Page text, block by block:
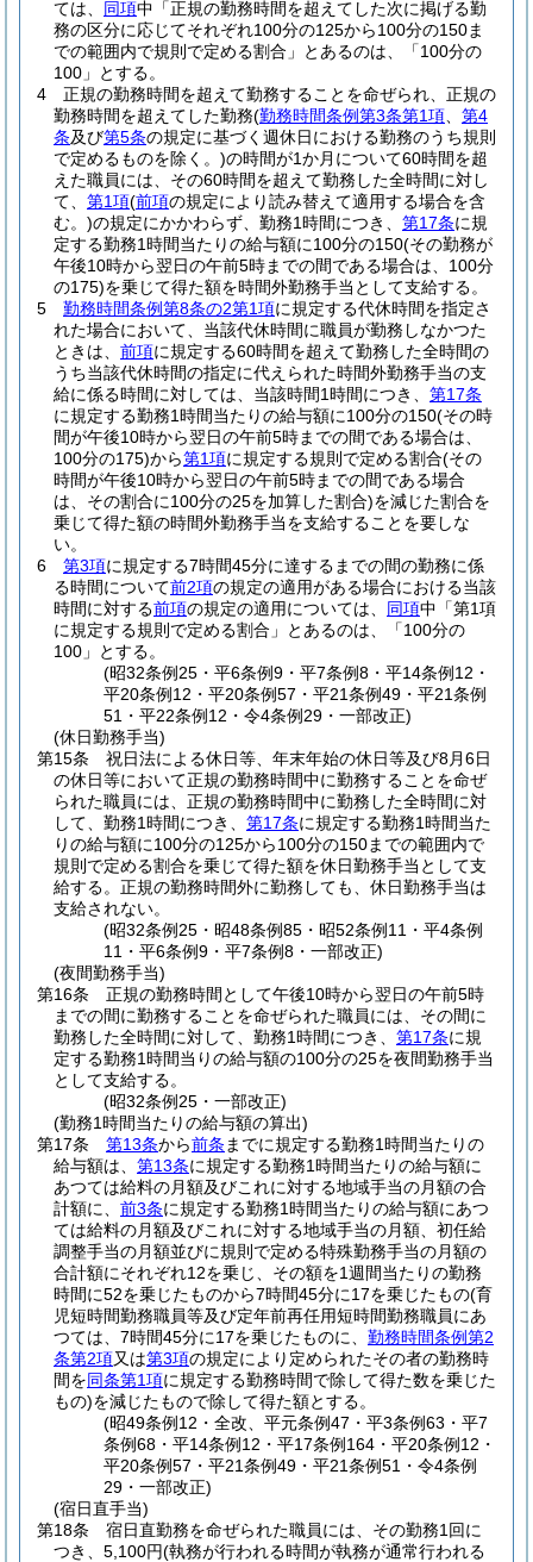
ては、 同項中「正規の勤務時間を超えてした次に掲げる勤
務の区分に応じてそれぞれ100分の125から100分の150ま
での範囲内で規則で定める割合」とあるのは、「100分の
100」とする。
4
正規の勤務時間を超えて勤務することを命ぜられ、正規の
勤務時間を超えてした勤務(勤務時間条例第3条第1項
第4
条及び第5条の規定に基づく週休日における勤務のうち規則
で定めるものを除く。)の時間が1か月について60時間を超
えた職員には、その60時間を超えて勤務した全時間に対し
て、 第1項(前項の規定により読み替えて適用する場合を含
む。)の規定にかかわらず、勤務1時間につき、 第17条に規
定する勤務1時間当たりの給与額に100分の150(その勤務が
午後10時から翌日の午前5時までの間である場合は、100分
の175)を乗じて得た額を時間外勤務手当として支給する。
5
勤務時間条例第8条の2第1項に規定する代休時間を指定さ
れた場合において、当該代休時間に職員が勤務しなかつた
ときは、 前項に規定する60時間を超えて勤務した全時間の
うち当該代休時間の指定に代えられた時間外勤務手当の支
給に係る時間に対しては、当該時間1時間につき、 第17条
に規定する勤務1時間当たりの給与額に100分の150(その時
間が午後10時から翌日の午前5時までの間である場合は、
100分の175)から第1項に規定する規則で定める割合(その
時間が午後10時から翌日の午前5時までの間である場合
は、その割合に100分の25を加算した割合)を減じた割合を
乗じて得た額の時間外勤務手当を支給することを要しな
い。
6
第3項に規定する7時間45分に達するまでの間の勤務に係
る時間について前2項の規定の適用がある場合における当該
時間に対する前項の規定の適用については、 同項中「第1項
に規定する規則で定める割合」とあるのは、「100分の
100」とする。
(昭32条例25・平6条例9・平7条例8・平14条例12・
平20条例12・平20条例57・平21条例49・平21条例
51・平22条例12・令4条例29・一部改正)
(休日勤務手当)
第15条
祝日法による休日等、年末年始の休日等及び8月6日
の休日等において正規の勤務時間中に勤務することを命ぜ
られた職員には、正規の勤務時間中に勤務した全時間に対
して、勤務1時間につき、 第17条に規定する勤務1時間当た
りの給与額に100分の125から100分の150までの範囲内で
規則で定める割合を乗じて得た額を休日勤務手当として支
給する。 正規の勤務時間外に勤務しても、休日勤務手当は
支給されない。
(昭32条例25・昭48条例85・昭52条例11・平4条例
11・平6条例9・平7条例8・一部改正)
(夜間勤務手当)
第16条
正規の勤務時間として午後10時から翌日の午前5時
までの間に勤務することを命ぜられた職員には、その間に
勤務した全時間に対して、勤務1時間につき、 第17条に規
定する勤務1時間当りの給与額の100分の25を夜間勤務手当
として支給する。
(昭32条例25・一部改正)
(勤務1時間当たりの給与額の算出)
第17条
第13条から前条 までに規定する勤務1時間当たりの
給与額は、 第13条に規定する勤務1時間当たりの給与額に
あつては給料の月額及びこれに対する地域手当の月額の合
計額に、 前3条に規定する勤務1時間当たりの給与額にあつ
ては給料の月額及びこれに対する地域手当の月額、初任給
調整手当の月額並びに規則で定める特殊勤務手当の月額の
合計額にそれぞれ12を乗じ、その額を1週間当たりの勤務
時間に52を乗じたものから7時間45分に17を乗じたもの(育
児短時間勤務職員等及び定年前再任用短時間勤務職員にあ
つては、7時間45分に17を乗じたものに、 勤務時間条例第2
条第2項又は第3項の規定により定められたその者の勤務時
間を同条第1項に規定する勤務時間で除して得た数を乗じた
もの)を減じたもので除して得た額とする。
(昭49条例12・全改、平元条例47・平3条例63・平7
条例68・平14条例12・平17条例164・平20条例12・
平20条例57・平21条例49・平21条例51・令4条例
29・一部改正)
(宿日直手当)
第18条
宿日直勤務を命ぜられた職員には、その勤務1回に
つき、5,100円(執務が行われる時間が執務が通常行われる